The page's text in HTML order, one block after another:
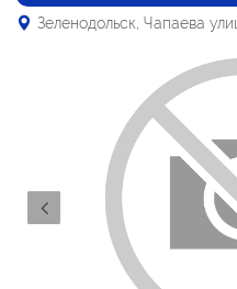
Зеленодольск, Чапаева